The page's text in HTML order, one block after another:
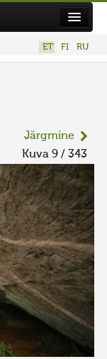
ET FI RU
Järgmine
Kuva 9 / 343